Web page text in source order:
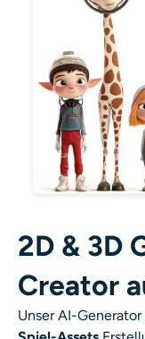
2D & 3D
Creator
Unser AI-